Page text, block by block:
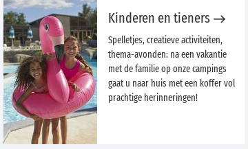
Kinderen en tieners
Spelletjes, creatieve activiteiten,
thema-avonden: na een vakantie
met de familie op onze campings
gaat u naar huis met een koffer vol
prachtige herinneringen!